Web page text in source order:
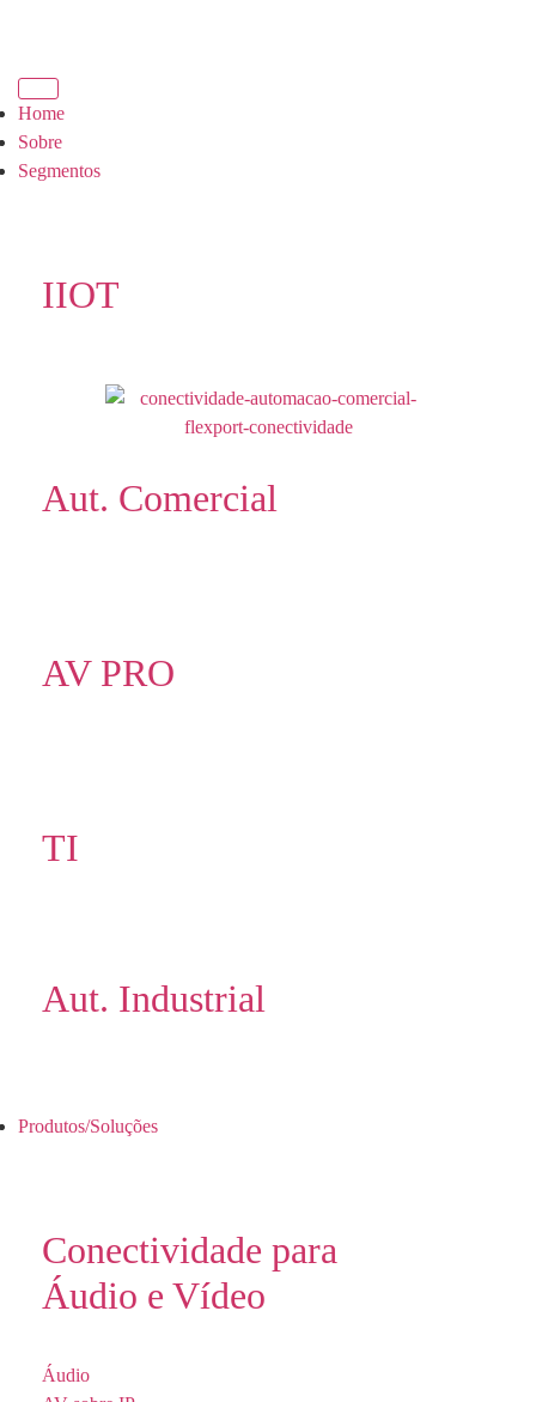
Home
Sobre
Segmentos
IIOT
Aut. Comercial
AV PRO
TI
Aut. Industrial
Produtos/Soluções
Conectividade para
Áudio e Vídeo
Áudio